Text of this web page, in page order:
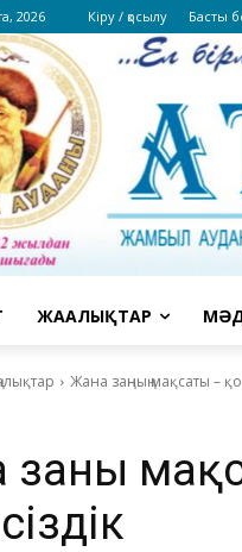
2026 Кіру / қосылу Басты
ЖАҢАЛЫҚТАР
Жана заңның мақсаты –